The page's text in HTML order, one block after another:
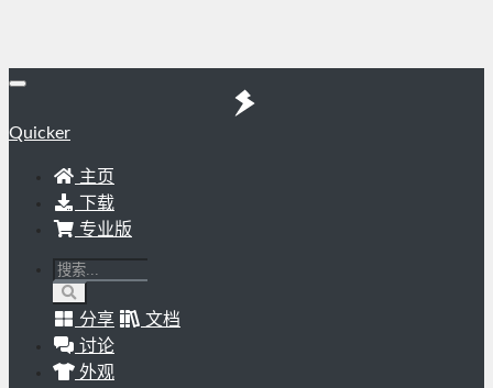
Quicker
主页
下载
专业版
分享
文档
讨论
外观